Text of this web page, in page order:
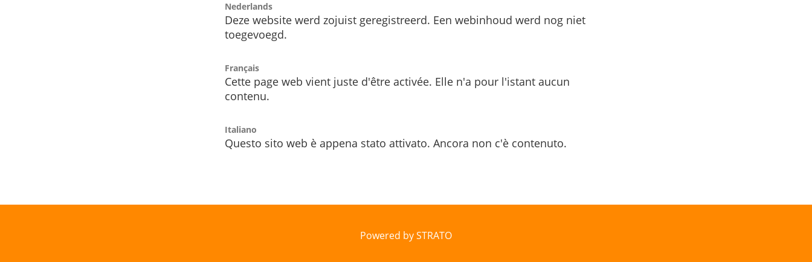
Nederlands
Deze website werd zojuist geregistreerd. Een webinhoud werd nog niet
toegevoegd.
Français
Cette page web vient juste d'être activée. Elle n'a pour l'istant aucun
contenu.
Italiano
Questo sito web è appena stato attivato. Ancora non c'è contenuto.
Powered by STRATO